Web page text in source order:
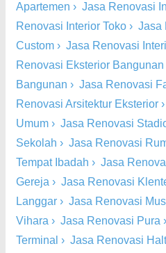
Apartemen › Jasa Renovasi
Renovasi Interior Toko › Jasa
Custom › Jasa Renovasi
Renovasi Eksterior Bangunan
Bangunan › Jasa Renovasi
Renovasi Arsitektur Eksterior ›
Umum › Jasa Renovasi
Sekolah › Jasa Renovasi
Tempat Ibadah › Jasa
Gereja › Jasa Renovasi
Langgar › Jasa Renovasi
Vihara › Jasa Renovasi Pura ›
Terminal › Jasa Renovasi